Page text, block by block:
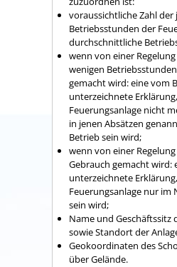
voraussichtliche Zahl der
Betriebsstunden der
durchschnittliche
wenn von einer
wenigen
gemacht wird: eine vom
unterzeichnete
Feuerungsanlage nicht
in jenen Absätzen
Betrieb sein wird;
wenn von einer
Gebrauch gemacht wird:
unterzeichnete
Feuerungsanlage nur im
sein wird;
Name und Geschäftssitz
sowie Standort der
Geokoordinaten des
über Gelände.